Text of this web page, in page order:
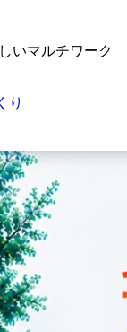
いマルチワーク
り